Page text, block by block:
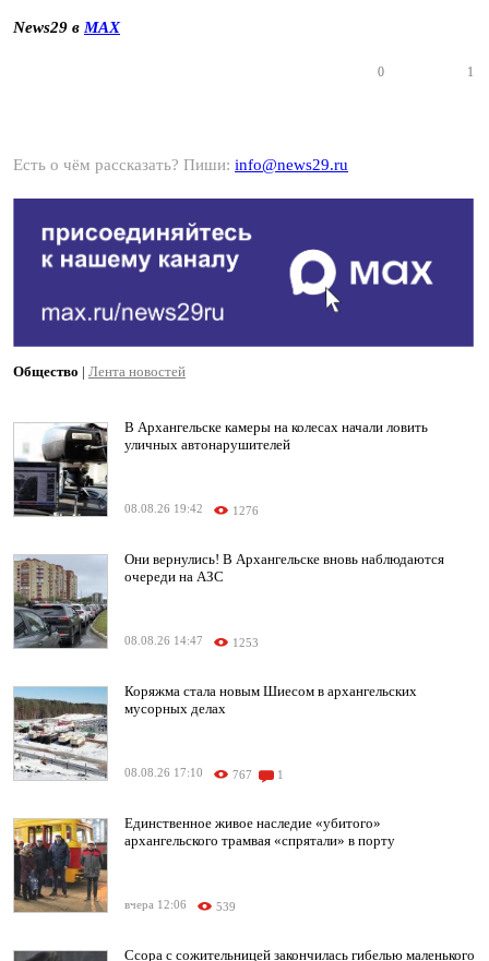
News29 в MAX
0 1
Есть о чём рассказать? Пиши: info@news29.ru
Общество | Лента новостей
В Архангельске камеры на колесах начали ловить
уличных автонарушителей
08.08.26 19:42 1276
Они вернулись! В Архангельске вновь наблюдаются
очереди на АЗС
08.08.26 14:47 1253
Коряжма стала новым Шиесом в архангельских
мусорных делах
08.08.26 17:10 767 1
Единственное живое наследие «убитого»
архангельского трамвая «спрятали» в порту
вчера 12:06 539
Ссора с сожительницей закончилась гибелью маленького